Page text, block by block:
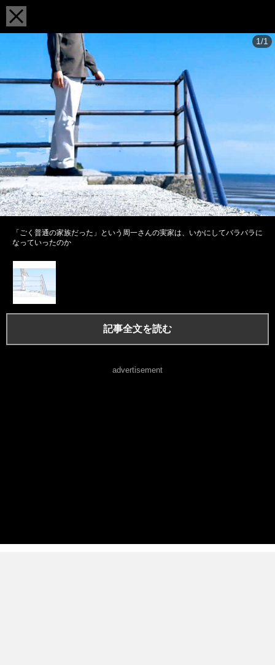
1/1
「ごく普通の家族だった」という周一さんの実家は、いかにしてバラバラに
なっていったのか
記事全文を読む
advertisement